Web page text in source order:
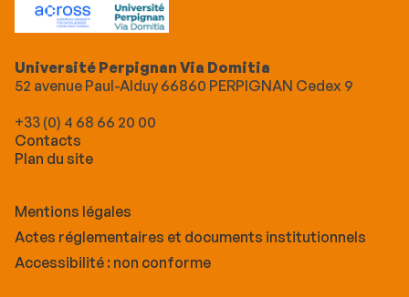
Université Perpignan Via Domitia
52 avenue Paul-Alduy 66860 PERPIGNAN Cedex 9
+33 (0) 4 68 66 20 00
Contacts
Plan du site
Mentions légales
Actes réglementaires et documents institutionnels
Accessibilité : non conforme